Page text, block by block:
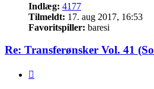
Indlæg: 4177
Tilmeldt: 17. aug 2017, 16:53
Favoritspiller: baresi
Re: Transferønsker Vol. 41